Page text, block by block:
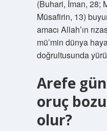
(Buhari, İman, 28;
Müsafirin, 13)
amacı Allah’ın
mü’min dünya
doğrultusunda
Arefe
oruç
olur?